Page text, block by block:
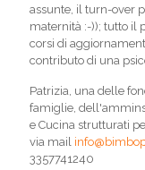
assunte, il turn-over
maternità :-)); tutto il
corsi di
contributo di una
Patrizia, una delle
famiglie,
e Cucina strutturati
via mail
3357741240